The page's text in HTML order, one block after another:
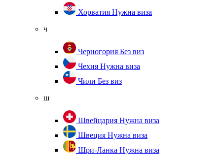
Хорватия Нужна виза
ч
Черногория Без виз
Чехия Нужна виза
Чили Без виз
ш
Швейцария Нужна виза
Швеция Нужна виза
Шри-Ланка Нужна виза